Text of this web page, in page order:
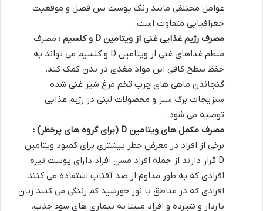
عوامل مختلفی مانند رنگ پوست سن فصل و موقعیت
جغرافیایی متفاوت است.
مصرف رژیم غذایی غنی از ویتامین
و کلسیم : مصرف
منظم غذاهای غنی از ویتامین D و کلسیم می تواند به
حفظ سطح کافی این مواد مغذی در بدن کمک کند.
گنجاندن ماهی های چرب تخم مرغ شیر غنی شده
سبزیجات برگ سبز و محصولات لبنی در رژیم غذایی
توصیه می شود.
مصرف مکمل های ویتامین
برای گروه های پرخطر)
:
برخی از افراد در معرض خطر بیشتری برای کمبود ویتامین
D قرار دارند از جمله افراد مسن افراد دارای پوست تیره
افرادی که به طور مداوم از ضد آفتاب استفاده می کنند
افرادی که در مناطق با نور خورشید کم زندگی می کنند زنان
باردار و شیرده و افراد مبتلا به بیماری های سوء جذب.